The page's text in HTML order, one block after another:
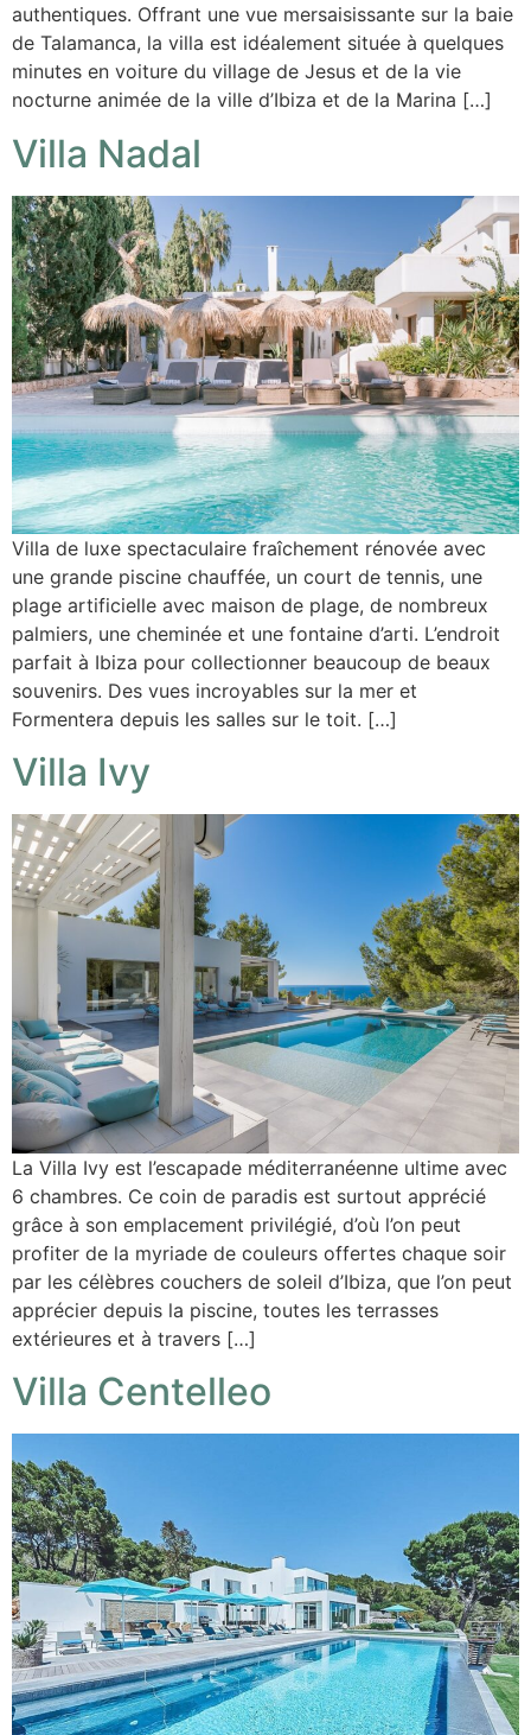
authentiques. Offrant une vue mersaisissante sur la baie
de Talamanca, la villa est idéalement située à quelques
minutes en voiture du village de Jesus et de la vie
nocturne animée de la ville d’Ibiza et de la Marina […]
Villa Nadal
Villa de luxe spectaculaire fraîchement rénovée avec
une grande piscine chauffée, un court de tennis, une
plage artificielle avec maison de plage, de nombreux
palmiers, une cheminée et une fontaine d’arti. L’endroit
parfait à Ibiza pour collectionner beaucoup de beaux
souvenirs. Des vues incroyables sur la mer et
Formentera depuis les salles sur le toit. […]
Villa Ivy
La Villa Ivy est l’escapade méditerranéenne ultime avec
6 chambres. Ce coin de paradis est surtout apprécié
grâce à son emplacement privilégié, d’où l’on peut
profiter de la myriade de couleurs offertes chaque soir
par les célèbres couchers de soleil d’Ibiza, que l’on peut
apprécier depuis la piscine, toutes les terrasses
extérieures et à travers […]
Villa Centelleo